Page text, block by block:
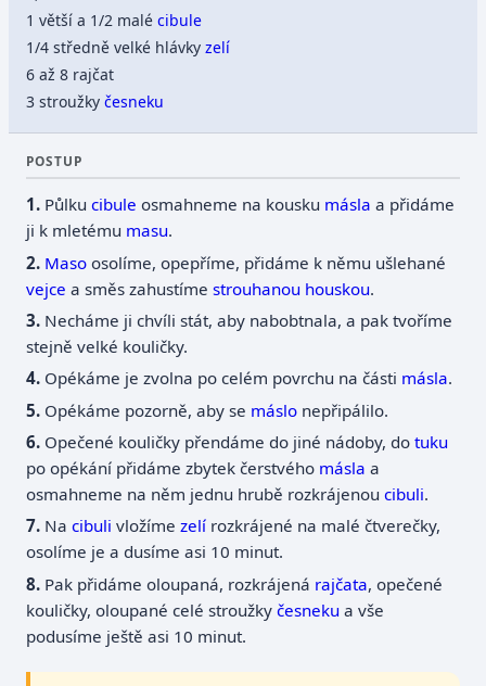
1 větší a 1/2 malécibule
1/4 středně velké hlávkyzelí
6 až 8 rajčat
3 stroužkyčesneku
POSTUP
Půlkucibule osmahneme na kousku másla a přidáme
ji k mletému masu.
Maso osolíme, opepříme, přidáme k němu ušlehané
vejce a směs zahustímestrouhanou houskou.
Necháme ji chvíli stát, aby nabobtnala, a pak tvoříme
stejně velké kouličky.
Opékáme je zvolna po celém povrchu na části másla.
Opékáme pozorně, aby se máslo nepřipálilo.
Opečené kouličky přendáme do jiné nádoby, dotuku
po opékání přidáme zbytek čerstvého másla a
osmahneme na něm jednu hrubě rozkrájenoucibuli.
Nacibuli vložímezelí rozkrájené na malé čtverečky,
osolíme je a dusíme asi 10 minut.
Pak přidáme oloupaná, rozkrájená rajčata, opečené
kouličky, oloupané celé stroužkyčesneku a vše
podusíme ještě asi 10 minut.